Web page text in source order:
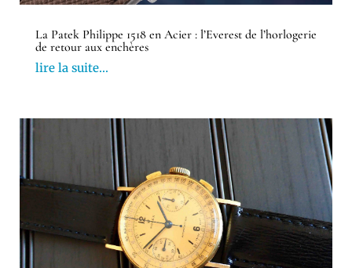
La Patek Philippe 1518 en Acier : l’Everest de l’horlogerie
de retour aux enchères
lire la suite...